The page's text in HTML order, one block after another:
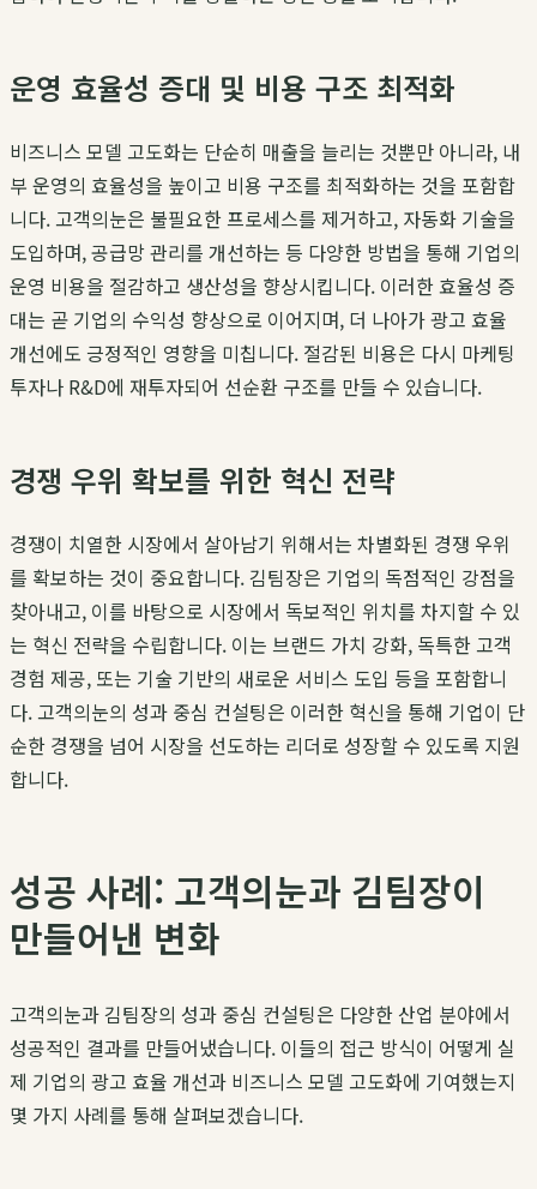
운영 효율성 증대 및 비용 구조 최적화
비즈니스 모델 고도화는 단순히 매출을 늘리는 것뿐만 아니라, 내
부 운영의 효율성을 높이고 비용 구조를 최적화하는 것을 포함합
니다.고객의눈은 불필요한 프로세스를 제거하고, 자동화 기술을
도입하며, 공급망 관리를 개선하는 등 다양한 방법을 통해 기업의
운영 비용을 절감하고 생산성을 향상시킵니다. 이러한 효율성 증
대는 곧 기업의 수익성 향상으로 이어지며, 더 나아가광고 효율
개선에도 긍정적인 영향을 미칩니다. 절감된 비용은 다시 마케팅
투자나 R&D에 재투자되어 선순환 구조를 만들 수 있습니다.
경쟁 우위 확보를 위한 혁신 전략
경쟁이 치열한 시장에서 살아남기 위해서는 차별화된 경쟁 우위
를 확보하는 것이 중요합니다.김팀장은 기업의 독점적인 강점을
찾아내고, 이를 바탕으로 시장에서 독보적인 위치를 차지할 수 있
는 혁신 전략을 수립합니다. 이는 브랜드 가치 강화, 독특한 고객
경험 제공, 또는 기술 기반의 새로운 서비스 도입 등을 포함합니
다.고객의눈의 성과 중심 컨설팅은 이러한 혁신을 통해 기업이 단
순한 경쟁을 넘어 시장을 선도하는 리더로 성장할 수 있도록 지원
합니다.
성공 사례: 고객의눈과 김팀장이
만들어낸 변화
고객의눈과김팀장의 성과 중심 컨설팅은 다양한 산업 분야에서
성공적인 결과를 만들어냈습니다. 이들의 접근 방식이 어떻게 실
제 기업의 광고 효율 개선과 비즈니스 모델 고도화에 기여했는지
몇 가지 사례를 통해 살펴보겠습니다.